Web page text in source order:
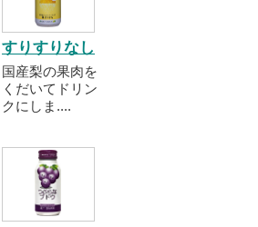
すりすりなし
国産梨の果肉を
くだいてドリン
クにしま....